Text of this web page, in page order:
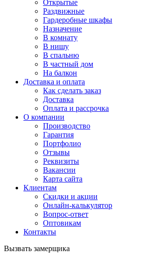
Открытые
Раздвижные
Гардеробные шкафы
Назначение
В комнату
В нишу
В спальню
В частный дом
На балкон
Доставка и оплата
Как сделать заказ
Доставка
Оплата и рассрочка
О компании
Производство
Гарантия
Портфолио
Отзывы
Реквизиты
Вакансии
Карта сайта
Клиентам
Скидки и акции
Онлайн-калькулятор
Вопрос-ответ
Оптовикам
Контакты
Вызвать замерщика